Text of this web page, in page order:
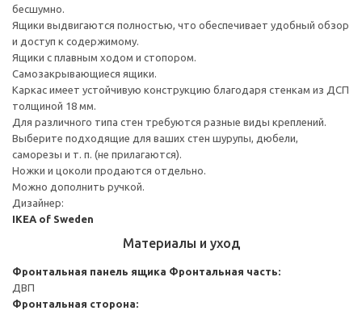
бесшумно.
Ящики выдвигаются полностью, что обеспечивает удобный обзор
и доступ к содержимому.
Ящики с плавным ходом и стопором.
Самозакрывающиеся ящики.
Каркас имеет устойчивую конструкцию благодаря стенкам из ДСП
толщиной 18 мм.
Для различного типа стен требуются разные виды креплений.
Выберите подходящие для ваших стен шурупы, дюбели,
саморезы и т. п. (не прилагаются).
Ножки и цоколи продаются отдельно.
Можно дополнить ручкой.
Дизайнер:
IKEA of Sweden
Материалы и уход
Фронтальная панель ящика Фронтальная часть:
ДВП
Фронтальная сторона: